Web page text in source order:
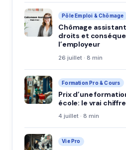
Pôle Emploi & Chômage
Chômage
droits et
l’employeur
26 juillet · 8 min
Formation Pro & Cours
Prix d’une
école: le vrai chiffre
4 juillet · 8 min
Vie Pro